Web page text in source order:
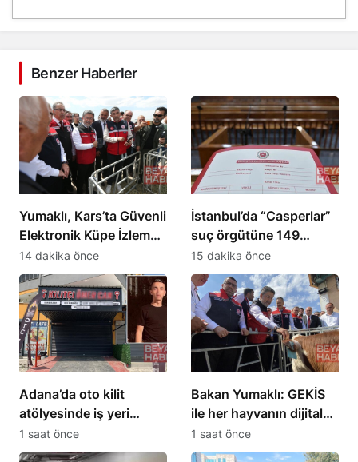
Benzer Haberler
Yumaklı, Kars’ta Güvenli
Elektronik Küpe İzleme
Sistemi’ni tanıttı
14 dakika önce
İstanbul’da “Casperlar”
suç örgütüne 149
şüpheli hakkında dava
açıldı
15 dakika önce
Adana’da oto kilit
atölyesinde iş yeri
sahibi ve kadın ölü
bulundu
1 saat önce
Bakan Yumaklı: GEKİS
ile her hayvanın dijital
kimliği olacak
1 saat önce